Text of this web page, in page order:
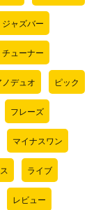
ジャズバー
チューナー
ノデュオ ピック
フレーズ
マイナスワン
ライブ
レビュー